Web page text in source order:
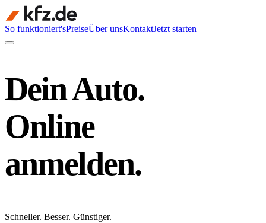
So funktioniert'sPreiseÜber unsKontaktJetzt starten
Dein Auto.
Online
anmelden.
Schneller. Besser. Günstiger.